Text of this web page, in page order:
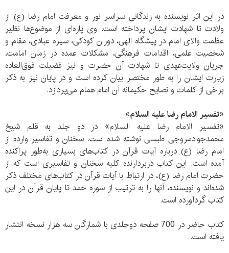
در این اثر نویسنده به زندگانی سراسر نور و معرفت امام رضا (ع) از
ولادت تا شهادت ایشان پرداخته است. وی پاره‌ای از موضوع‌ها نظیر
عظمت والای امام در پیشگاه الهی، دوران کودکی، سیره عبادی، مقام و
شخصیت علمی، اقدامات فرهنگی، مشکلات عمده در زمان امامت،
جریان ولایت‌عهدی تا شهادت آن حضرت و نیز فضیلت فوق‌العاده
زیارت ایشان را به‌ طور مختصر بیان کرده است و در پایان نیز به ذکر
برخی از کلمات و نصایح حکیمانه آن امام همام می‌پردازد.
«تفسیر الامام رضا علیه السلام»
«تفسیر الامام رضا علیه السلام» در دو جلد به قلم شیخ
محمدجوادمروجی طبسی نوشته شده است. سخنان و تفاسیر وارده از
امام رضا (ع) درباره آیات قرآن در کتاب‌های بسیاری به‌طور پراکنده
آمده است. این کتاب دربردارنده کلیه سخنان و تفاسیری است که از
حضرت امام رضا (ع)، در ارتباط با آیات قرآن در کتاب‌های مختلف ذکر
شده‌اند و نویسنده، آنها را به ترتیب از سوره حمد تا پایان قرآن در این
کتاب گردآورده است.
کتاب حاضر در 700 صفحه دوجلدی با شمارگان سه هزار نسخه انتشار
یافته است.